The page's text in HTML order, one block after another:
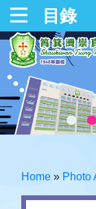
目錄
Home » Photo